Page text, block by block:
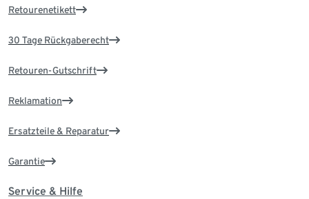
Retourenetikett
30 Tage Rückgaberecht
Retouren-Gutschrift
Reklamation
Ersatzteile & Reparatur
Garantie
Service & Hilfe